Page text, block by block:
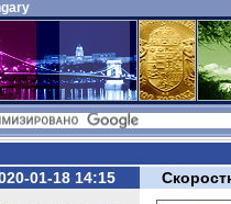
01-18 14:15